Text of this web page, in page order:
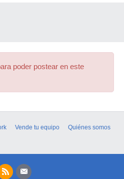
poder postear en este
Vende tu equipo
Quiénes somos